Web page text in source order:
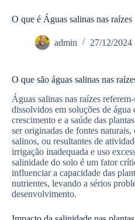
O que é Águas salinas nas raízes
admin 27/12/2024
O que são águas salinas nas
Águas salinas nas raízes
dissolvidos em soluções de água
crescimento e a saúde das
ser originadas de fontes
salinos, ou resultantes de
irrigação inadequada e uso
salinidade do solo é um fator
influenciar a capacidade das
nutrientes, levando a sérios
desenvolvimento.